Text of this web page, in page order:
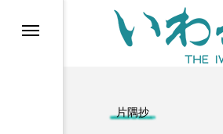
片隅抄